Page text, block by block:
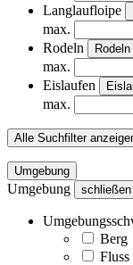
Langlaufloipe
max.
Rodeln
Rodeln
max.
Eislaufen
max.
Alle Suchfilter
Umgebung
Umgebung schließen
Berg
Fluss